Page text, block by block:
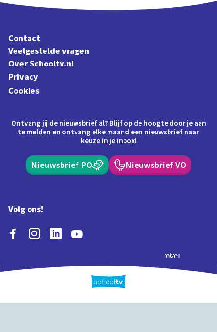
Contact
Veelgestelde vragen
Over Schooltv.nl
Privacy
Cookies
Ontvang jij de nieuwsbrief al? Blijf op de hoogte door je aan
te melden en ontvang elke maand een nieuwsbrief naar
keuze in je inbox!
Nieuwsbrief PO Nieuwsbrief VO
Volg ons!